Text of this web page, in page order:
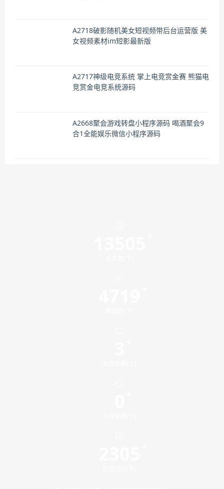
A2718破影随机美女短视频带后台运营版 美
女视频素材im短影最新版
A2717神级电竞系统 掌上电竞赏金赛 熊猫电
竞赏金电竞系统源码
A2668聚会游戏转盘小程序源码 喝酒聚会9
合1全能娱乐微信小程序源码